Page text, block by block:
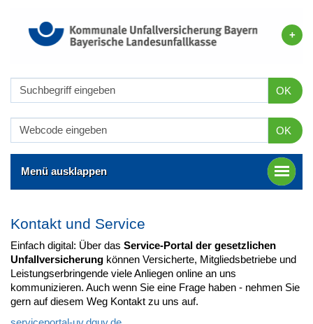
OK
OK
Menü ausklappen
Kontakt und Service
Einfach digital: Über das Service-Portal der gesetzlichen
Unfallversicherung können Versicherte, Mitgliedsbetriebe und
Leistungserbringende viele Anliegen online an uns
kommunizieren. Auch wenn Sie eine Frage haben - nehmen Sie
gern auf diesem Weg Kontakt zu uns auf.